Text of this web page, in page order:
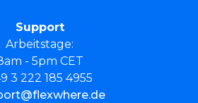
Support
Arbeitstage:
- 5pm CET
3 222 185 4955